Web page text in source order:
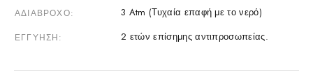
ΑΔΙΆΒΡΟΧΟ 3 Atm (Τυχαία επαφή με το νερό)
ΕΓΓΎΗΣΗ 2 ετών επίσημης αντιπροσωπείας.